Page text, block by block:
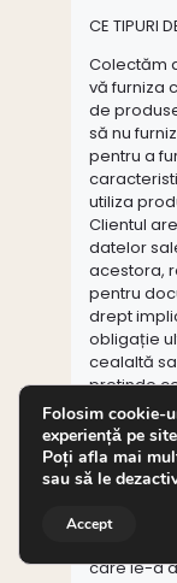
CE TIPURI
Colectăm
vă furniza
de
să nu
pentru a
utiliza
Clientul
datelor
acestora,
pentru
drept
obligație
cealaltă
pretinde
moment.
conform
adresa
conform
de
care le-a
Folosim cookie-
experiență pe
Poți afla mai
sau să le
Accept